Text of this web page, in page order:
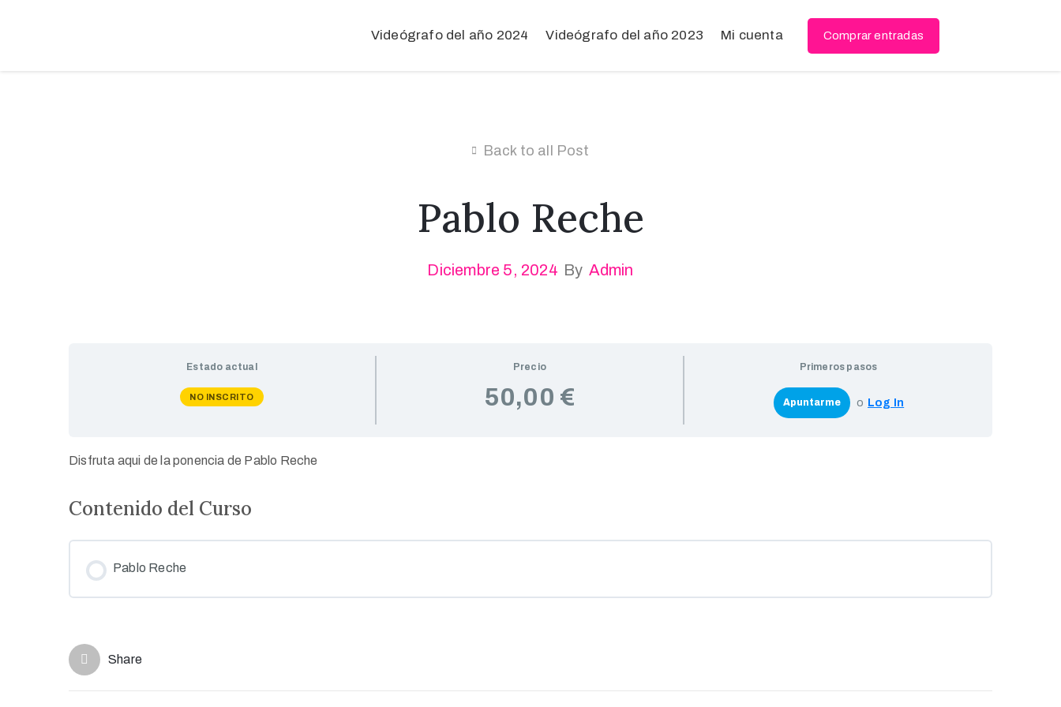
Videógrafo del año 2024 Videógrafo del año 2023 Mi cuenta Comprar entradas
Back to all Post
Pablo Reche
Diciembre 5, 2024 By Admin
Estado actual
NO INSCRITO
Precio
50,00 €
Primeros pasos
o Log In
Disfruta aqui de la ponencia de Pablo Reche
Contenido del Curso
Pablo Reche
Share